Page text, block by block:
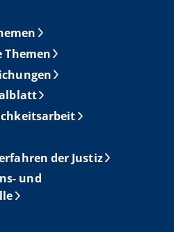
Themen
der Justiz
und